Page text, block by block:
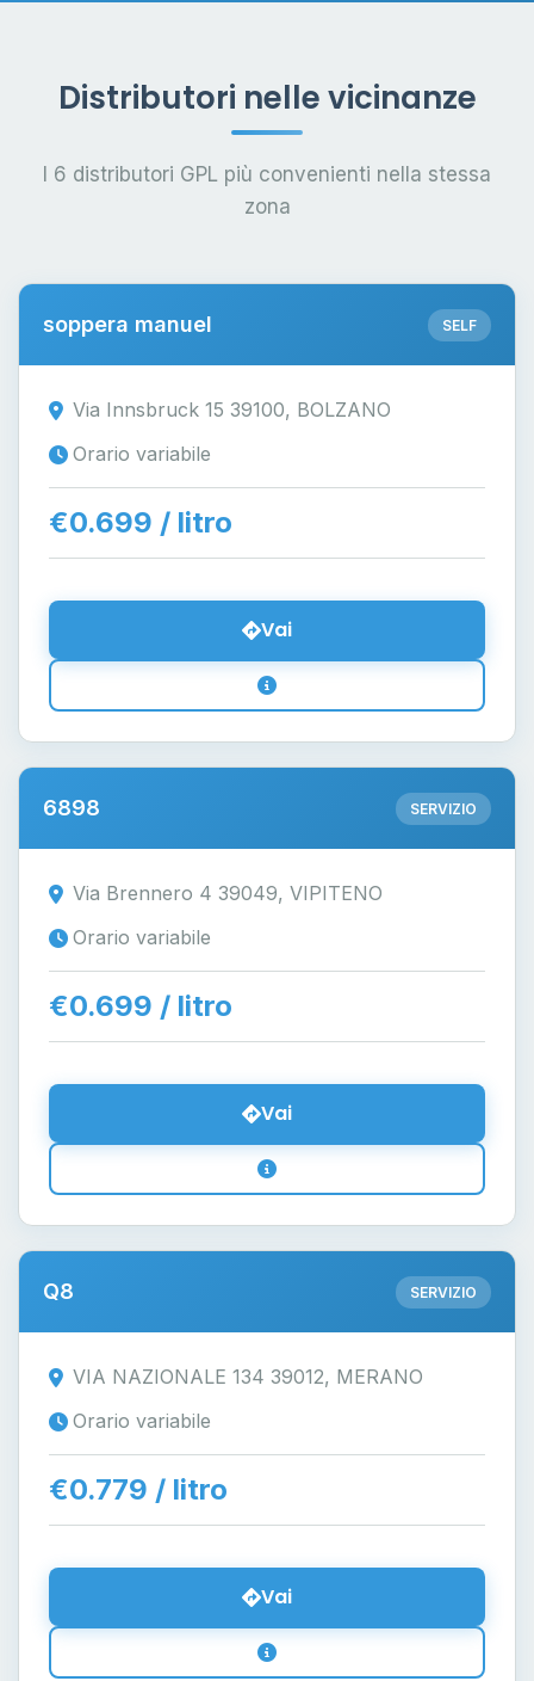
Distributori nelle vicinanze
I 6 distributori GPL più convenienti nella stessa
zona
soppera manuel SELF
Via Innsbruck 15 39100, BOLZANO
Orario variabile
€0.699 / litro
Vai
6898 SERVIZIO
Via Brennero 4 39049, VIPITENO
Orario variabile
€0.699 / litro
Vai
Q8 SERVIZIO
VIA NAZIONALE 134 39012, MERANO
Orario variabile
€0.779 / litro
Vai